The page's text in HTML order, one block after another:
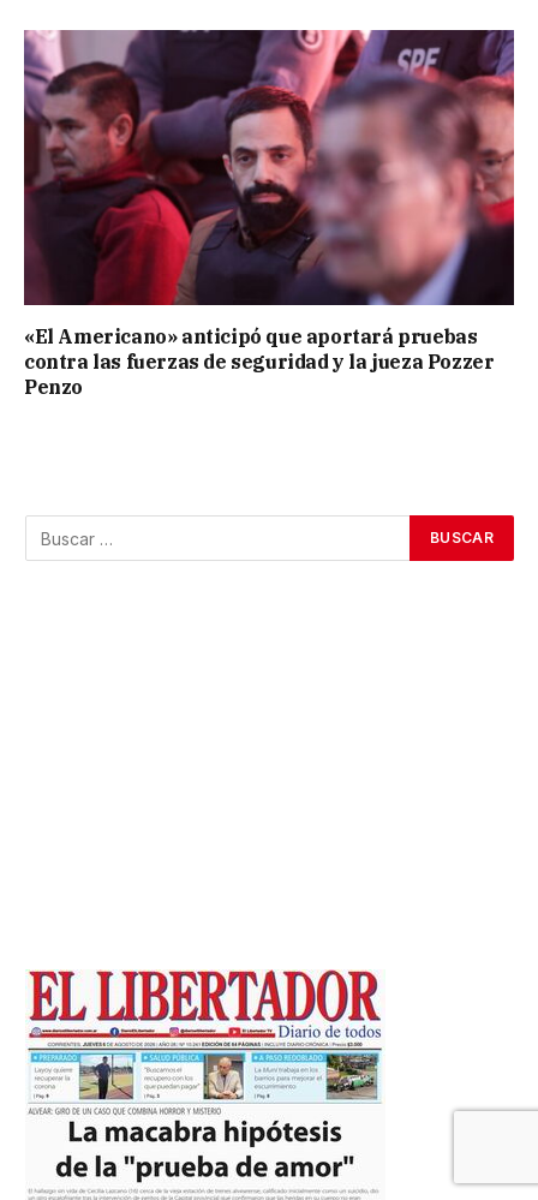
«El Americano» anticipó que aportará pruebas
contra las fuerzas de seguridad y la jueza Pozzer
Penzo